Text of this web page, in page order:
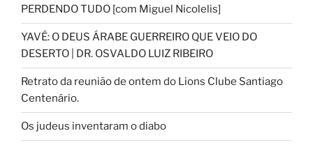
PERDENDO TUDO [com Miguel Nicolelis]
YAVÉ: O DEUS ÁRABE GUERREIRO QUE VEIO DO
DESERTO | DR. OSVALDO LUIZ RIBEIRO
Retrato da reunião de ontem do Lions Clube Santiago
Centenário.
Os judeus inventaram o diabo